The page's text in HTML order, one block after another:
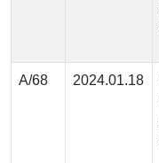
А/68 2024.01.18